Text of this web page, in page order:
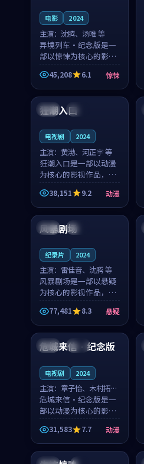
电影 2024
主演： 沈腾、汤唯 等
异境列车·纪念版是一
部以惊悚为核心的影视
作品，围绕危机、反转
与人物成长展开，整体
节奏紧凑，值得推荐观
看。
45,208 6.1 惊悚
中国 完结
狂潮入口
电视剧 2024
主演： 黄渤、河正宇 等
狂潮入口是一部以动漫
为核心的影视作品，围
绕危机、反转与人物成
长展开，整体节奏紧
凑，值得推荐观看。
38,151 9.2 动漫
法国 院线
风暴剧场
纪录片 2024
主演： 雷佳音、沈腾 等
风暴剧场是一部以悬疑
为核心的影视作品，围
绕危机、反转与人物成
长展开，整体节奏紧
凑，值得推荐观看。
77,481 8.3 悬疑
中国 独播
危城来信·纪念版
电视剧 2024
主演： 章子怡、木村拓哉
等
危城来信·纪念版是一
部以动漫为核心的影视
作品，围绕危机、反转
与人物成长展开，整体
节奏紧凑，值得推荐观
看。
31,583 7.7 动漫